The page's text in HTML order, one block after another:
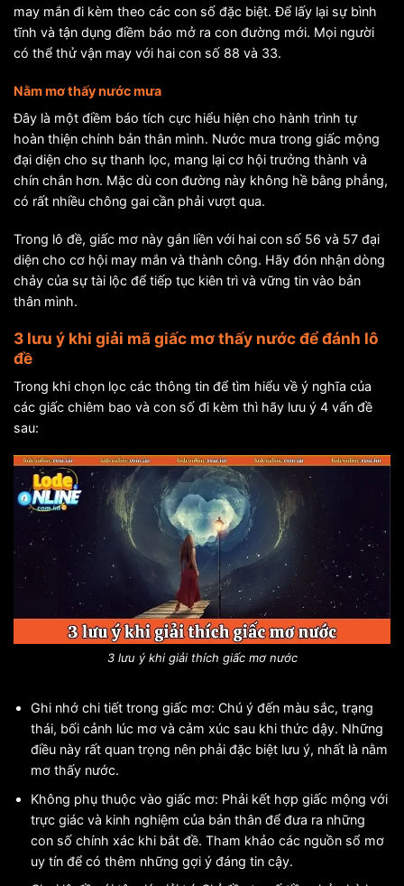
may mắn đi kèm theo các con số đặc biệt. Để lấy lại sự bình
tĩnh và tận dụng điềm báo mở ra con đường mới. Mọi người
có thể thử vận may với hai con số 88 và 33.
Nằm mơ thấy nước mưa
Đây là một điềm báo tích cực hiểu hiện cho hành trình tự
hoàn thiện chính bản thân mình. Nước mưa trong giấc mộng
đại diện cho sự thanh lọc, mang lại cơ hội trưởng thành và
chín chắn hơn. Mặc dù con đường này không hề bằng phẳng,
có rất nhiều chông gai cần phải vượt qua.
Trong lô đề, giấc mơ này gắn liền với hai con số 56 và 57 đại
diện cho cơ hội may mắn và thành công. Hãy đón nhận dòng
chảy của sự tài lộc để tiếp tục kiên trì và vững tin vào bản
thân mình.
3 lưu ý khi giải mã giấc mơ thấy nước để đánh lô
đề
Trong khi chọn lọc các thông tin để tìm hiểu về ý nghĩa của
các giấc chiêm bao và con số đi kèm thì hãy lưu ý 4 vấn đề
sau:
3 lưu ý khi giải thích giấc mơ nước
Ghi nhớ chi tiết trong giấc mơ: Chú ý đến màu sắc, trạng
thái, bối cảnh lúc mơ và cảm xúc sau khi thức dậy. Những
điều này rất quan trọng nên phải đặc biệt lưu ý, nhất là nằm
mơ thấy nước.
Không phụ thuộc vào giấc mơ: Phải kết hợp giấc mộng với
trực giác và kinh nghiệm của bản thân để đưa ra những
con số chính xác khi bắt đề. Tham khảo các nguồn sổ mơ
uy tín để có thêm những gợi ý đáng tin cậy.